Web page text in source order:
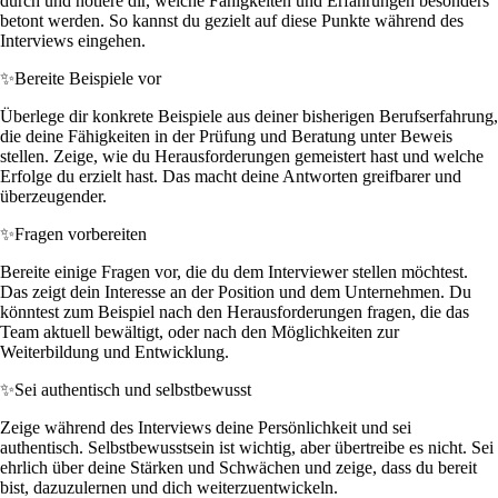
betont werden. So kannst du gezielt auf diese Punkte während des
Interviews eingehen.
✨Bereite Beispiele vor
Überlege dir konkrete Beispiele aus deiner bisherigen Berufserfahrung,
die deine Fähigkeiten in der Prüfung und Beratung unter Beweis
stellen. Zeige, wie du Herausforderungen gemeistert hast und welche
Erfolge du erzielt hast. Das macht deine Antworten greifbarer und
überzeugender.
✨Fragen vorbereiten
Bereite einige Fragen vor, die du dem Interviewer stellen möchtest.
Das zeigt dein Interesse an der Position und dem Unternehmen. Du
könntest zum Beispiel nach den Herausforderungen fragen, die das
Team aktuell bewältigt, oder nach den Möglichkeiten zur
Weiterbildung und Entwicklung.
✨Sei authentisch und selbstbewusst
Zeige während des Interviews deine Persönlichkeit und sei
authentisch. Selbstbewusstsein ist wichtig, aber übertreibe es nicht. Sei
ehrlich über deine Stärken und Schwächen und zeige, dass du bereit
bist, dazuzulernen und dich weiterzuentwickeln.